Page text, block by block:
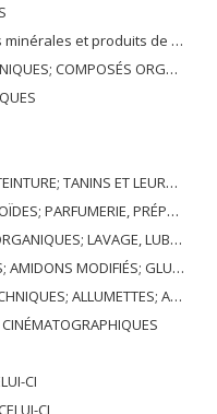
SUBSTANCES BITUMINEUSES; CIRES MINÉRALES
DE MÉTAUX DES TERRES RARES, D'ÉLÉMENTS RADIOACTIFS ET D'ISOTOPES
COLORANTES; PEINTURES, VERNIS; MASTIC, AUTRES MASTIQUES; ENCRES
COSMÉTIQUES OU DE TOILETTE
ET ARTICLES SIMILAIRES, PÂTES À MODÉLISER, CIRES DENTAIRES ET PRÉPARATIONS DENTAIRES À BASE DE PLÂTRE
MODIFIÉS; GLUES; ENZYMES
CERTAINES PRÉPARATIONS COMBUSTIBLES
CI
CI